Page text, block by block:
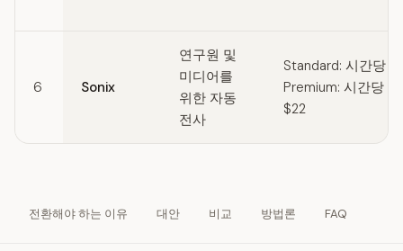
6 Sonix
연구원 및
미디어를
위한 자동
전사
Standard: 시간당
Premium: 시간당
$22
전환해야 하는 이유 대안 비교 방법론 FAQ